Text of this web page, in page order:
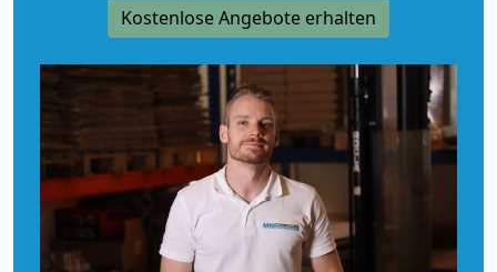
Kostenlose Angebote erhalten